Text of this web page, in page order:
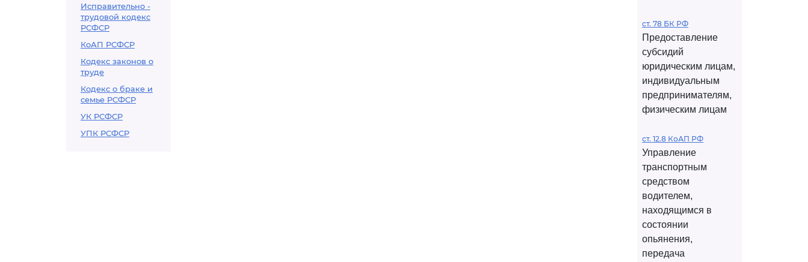
Исправительно -
трудовой кодекс
РСФСР
КоАП РСФСР
Кодекс законов о
труде
Кодекс о браке и
семье РСФСР
УК РСФСР
УПК РСФСР
ст. 78 БК РФ
Предоставление
субсидий
юридическим лицам,
индивидуальным
предпринимателям,
физическим лицам
ст. 12.8 КоАП РФ
Управление
транспортным
средством
водителем,
находящимся в
состоянии
опьянения,
передача